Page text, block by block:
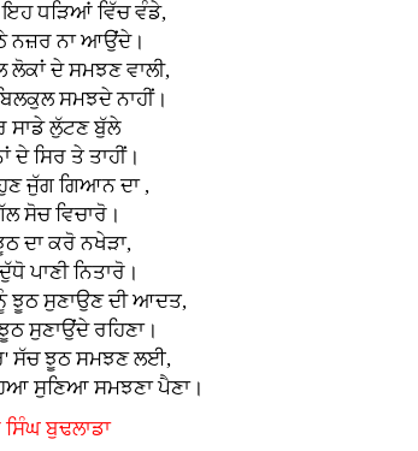
ਧੜਿਆਂ ਵਿੱਚ ਵੰਡੇ,
ਨਜ਼ਰ ਨਾ ਆਉਂਦੇ।
ਲੋਕਾਂ ਦੇ ਸਮਝਣ ਵਾਲੀ,
ਸਮਝਦੇ ਨਾਹੀਂ।
ਸਾਡੇ ਲੁੱਟਣ ਬੁੱਲੇ
ਦੇ ਸਿਰ ਤੇ ਤਾਹੀਂ।
ਜੁੱਗ ਗਿਆਨ ਦਾ ,
ਸੋਚ ਵਿਚਾਰੋ।
ਦਾ ਕਰੋ ਨਖੇੜਾ,
ਪਾਣੀ ਨਿਤਾਰੋ।
ਝੂਠ ਸੁਣਾਉਣ ਦੀ ਆਦਤ,
ਸੁਣਾਉਂਦੇ ਰਹਿਣਾ।
ਸੱਚ ਝੂਠ ਸਮਝਣ ਲਈ,
ਸੁਣਿਆ ਸਮਝਣਾ ਪੈਣਾ।
ਬੁਢਲਾਡਾ